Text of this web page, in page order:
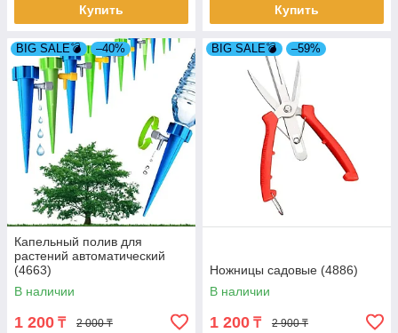
Купить Купить
BIG SALE💣 –40%
Капельный полив для
растений автоматический
(4663)
В наличии
1 200 ₸ 2 000 ₸
BIG SALE💣 –59%
Ножницы садовые (4886)
В наличии
1 200 ₸ 2 900 ₸